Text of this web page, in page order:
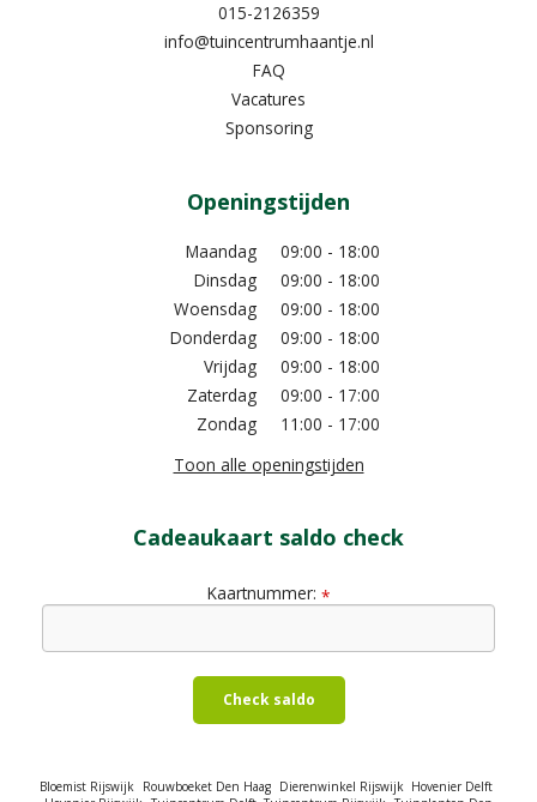
015-2126359
info@tuincentrumhaantje.nl
FAQ
Vacatures
Sponsoring
Openingstijden
Maandag
09:00 - 18:00
Dinsdag
09:00 - 18:00
Woensdag
09:00 - 18:00
Donderdag
09:00 - 18:00
Vrijdag
09:00 - 18:00
Zaterdag
09:00 - 17:00
Zondag
11:00 - 17:00
Toon alle openingstijden
Cadeaukaart saldo check
Kaartnummer: *
Check saldo
Bloemist Rijswijk Rouwboeket Den Haag Dierenwinkel Rijswijk Hovenier Delft